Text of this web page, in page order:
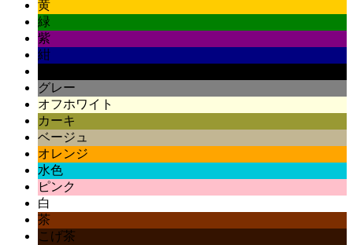
黄
緑
紫
紺
グレー
オフホワイト
カーキ
ベージュ
オレンジ
水色
ピンク
白
茶
こげ茶